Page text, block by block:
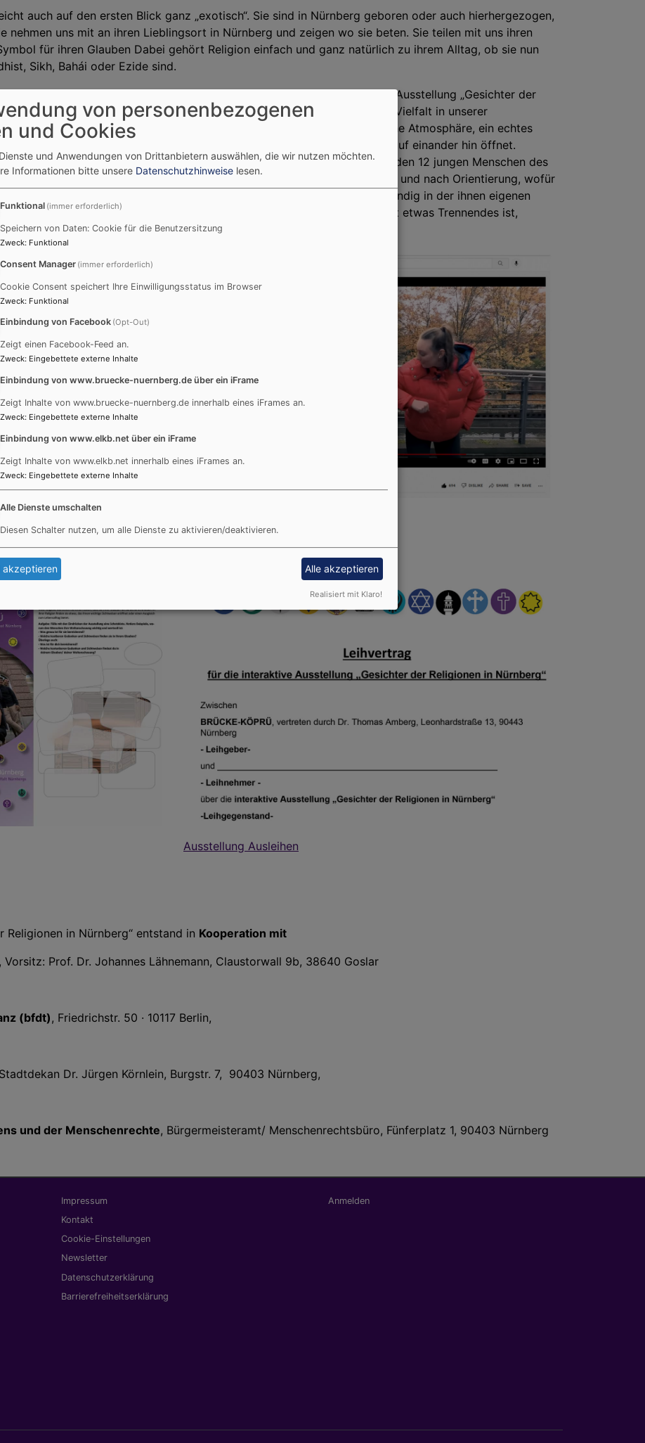
auch auf den ersten Blick ganz „exotisch“. Sie sind in Nürnberg geboren oder auch hierhergezogen,
nehmen uns mit an ihren Lieblingsort in Nürnberg und zeigen wo sie beten. Sie teilen mit uns ihren
für ihren Glauben Dabei gehört Religion einfach und ganz natürlich zu ihrem Alltag, ob sie nun
Sikh, Bahái oder Ezide sind.
unserer Praktikantin Alexandra Neubert und Fotografin Elke Löffler die Ausstellung „Gesichter der
eine tolle Erfahrung und hat uns selbst die Chance eröffnet, die religiöse Vielfalt in unserer
Bei den Gesprächen entstand oft eine sehr persönliche und nahe Atmosphäre, ein echtes
spüren können, den Heiligen Geist, der Grenzen überwindet und uns auf einander hin öffnet.
Traditionen sein, die wir kennenlernen durften; in der Begegnung mit den 12 jungen Menschen des
erspüren. Wir teilen eine Sehnsucht; Sehnsucht nach Halt im Leben und nach Orientierung, wofür
betonte das Trennende oder Exklusive, obwohl alle von ihnen lebendig in der ihnen eigenen
gelebte Religiosität in einer solchen Vielfalt wie in Nürnberg, eben nicht etwas Trennendes ist,
sein kann dass unser Miteinander gelingt.
Ausstellung Ausleihen
in Nürnberg“ entstand in Kooperation mit
, Vorsitz: Prof. Dr. Johannes Lähnemann, Claustorwall 9b, 38640 Goslar
(bfdt) , Friedrichstr. 50 · 10117 Berlin,
Dr. Jürgen Körnlein, Burgstr. 7, 90403 Nürnberg,
und der Menschenrechte, Bürgermeisteramt/ Menschenrechtsbüro, Fünferplatz 1, 90403 Nürnberg
Fußbereichsmenü
Impressum
Kontakt
Cookie-Einstellungen
Newsletter
Datenschutzerklärung
Barrierefreiheitserklärung
Benutzermenü
Anmelden
von personenbezogenen
und Cookies
und Anwendungen von Drittanbietern auswählen, die wir nutzen möchten.
Informationen bitte unsere Datenschutzhinweise lesen.
Funktional (immer erforderlich)
Speichern von Daten: Cookie für die Benutzersitzung
Zweck: Funktional
Consent Manager (immer erforderlich)
Cookie Consent speichert Ihre Einwilligungsstatus im Browser
Zweck: Funktional
Einbindung von Facebook (Opt-Out)
Zeigt einen Facebook-Feed an.
Zweck: Eingebettete externe Inhalte
Einbindung von www.bruecke-nuernberg.de über ein iFrame
Zeigt Inhalte von www.bruecke-nuernberg.de innerhalb eines iFrames an.
Zweck: Eingebettete externe Inhalte
Einbindung von www.elkb.net über ein iFrame
Zeigt Inhalte von www.elkb.net innerhalb eines iFrames an.
Zweck: Eingebettete externe Inhalte
Alle Dienste umschalten
Diesen Schalter nutzen, um alle Dienste zu aktivieren/deaktivieren.
akzeptieren Alle akzeptieren
Realisiert mit Klaro!